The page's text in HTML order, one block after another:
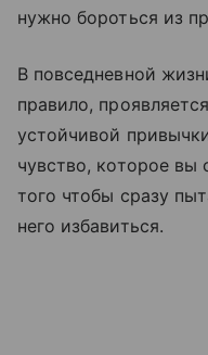
нужно бороться из
В повседневной
правило,
устойчивой
чувство, которое вы
того чтобы сразу
него избавиться.